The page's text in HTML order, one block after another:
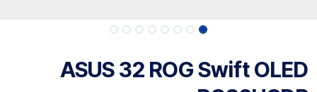
ASUS 32 ROG Swift OLED